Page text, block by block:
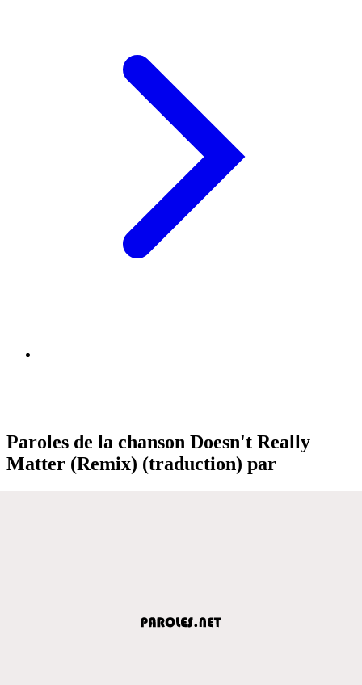
Paroles de la chanson Doesn't Really
Matter (Remix) (traduction) par